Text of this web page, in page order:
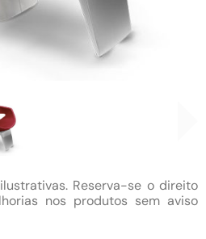
Reserva-se o direito
nos produtos sem aviso